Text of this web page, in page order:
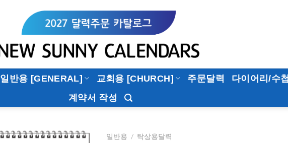
일반용 [GENERAL] 교회용 [CHURCH] 주문달력 다이어리/수첩
계약서 작성
일반용 / 탁상용달력